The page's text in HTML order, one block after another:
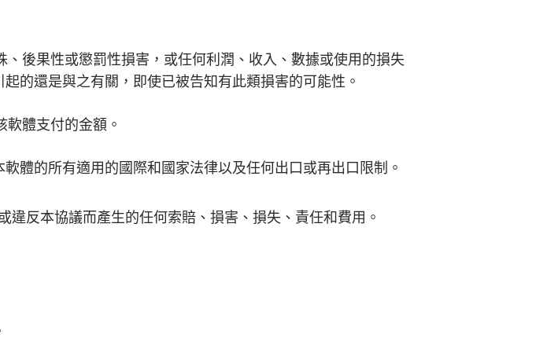
後果性或懲罰性損害，或任何利潤、收入、數據或使用的損失
的還是與之有關，即使已被告知有此類損害的可能性。
體支付的金額。
體的所有適用的國際和國家法律以及任何出口或再出口限制。
反本協議而產生的任何索賠、損害、損失、責任和費用。